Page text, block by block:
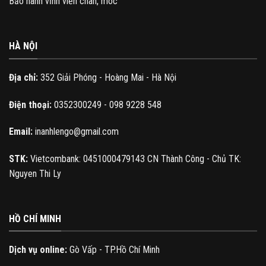
HÀ NỘI
Địa chỉ: 352 Giải Phóng - Hoàng Mai - Hà Nội
Điện thoại: 0352300249 - 098 9228 548
Email: inanhlengo@gmail.com
STK: Vietcombank: 0451000479143 CN Thành Công - Chủ TK:
Nguyen Thi Ly
HỒ CHÍ MINH
Dịch vụ online: Gò Vấp - TP.Hồ Chí Minh